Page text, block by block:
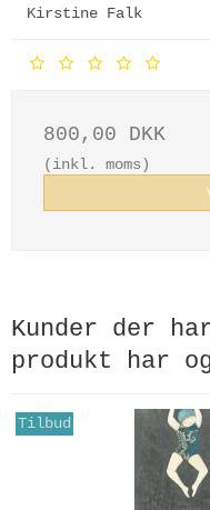
Kirstine Falk
800,00 DKK
(inkl. moms)
Kunder der
produkt har
Tilbud